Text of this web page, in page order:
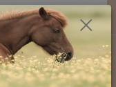
Menu
0ks
za0 €